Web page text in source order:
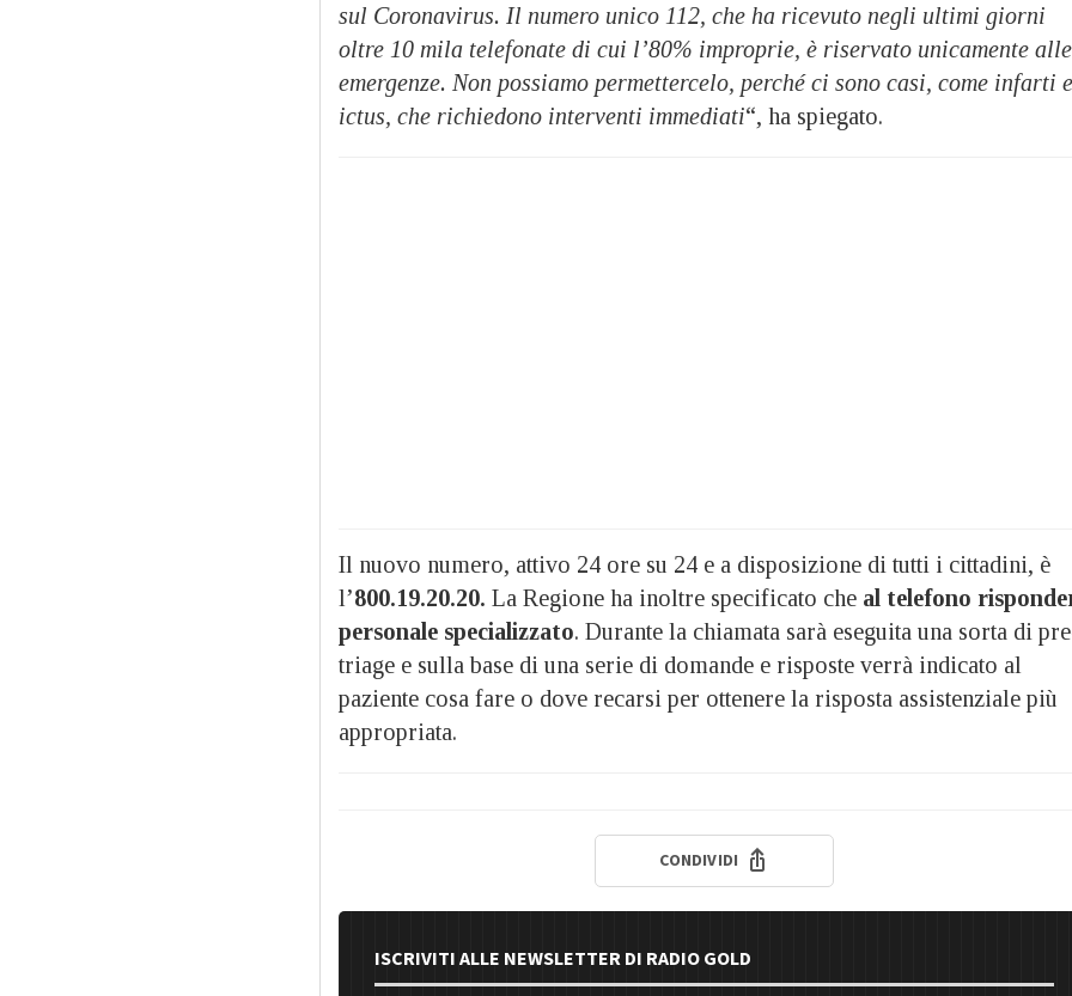
sul Coronavirus. Il numero unico 112, che ha ricevuto negli ultimi giorni
oltre 10 mila telefonate di cui l’80% improprie, è riservato unicamente alle
emergenze. Non possiamo permettercelo, perché ci sono casi, come infarti e
ictus, che richiedono interventi immediati“, ha spiegato.
Il nuovo numero, attivo 24 ore su 24 e a disposizione di tutti i cittadini, è
l’800.19.20.20. La Regione ha inoltre specificato che al telefono
personale specializzato. Durante la chiamata sarà eseguita una sorta di
triage e sulla base di una serie di domande e risposte verrà indicato al
paziente cosa fare o dove recarsi per ottenere la risposta assistenziale più
appropriata.
CONDIVIDI
ISCRIVITI ALLE NEWSLETTER DI RADIO GOLD